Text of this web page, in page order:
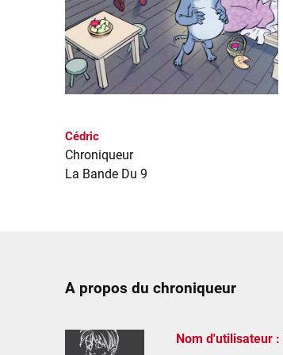
Cédric
Chroniqueur
La Bande Du 9
A propos du chroniqueur
Nom d'utilisateur :